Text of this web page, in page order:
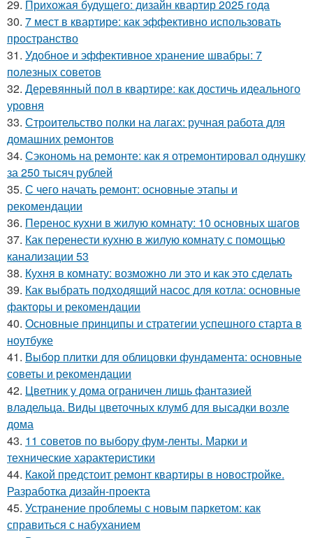
29. Прихожая будущего: дизайн квартир 2025 года
30. 7 мест в квартире: как эффективно использовать
пространство
31. Удобное и эффективное хранение швабры: 7
полезных советов
32. Деревянный пол в квартире: как достичь идеального
уровня
33. Строительство полки на лагах: ручная работа для
домашних ремонтов
34. Сэкономь на ремонте: как я отремонтировал однушку
за 250 тысяч рублей
35. С чего начать ремонт: основные этапы и
рекомендации
36. Перенос кухни в жилую комнату: 10 основных шагов
37. Как перенести кухню в жилую комнату с помощью
канализации 53
38. Кухня в комнату: возможно ли это и как это сделать
39. Как выбрать подходящий насос для котла: основные
факторы и рекомендации
40. Основные принципы и стратегии успешного старта в
ноутбуке
41. Выбор плитки для облицовки фундамента: основные
советы и рекомендации
42. Цветник у дома ограничен лишь фантазией
владельца. Виды цветочных клумб для высадки возле
дома
43. 11 советов по выбору фум-ленты. Марки и
технические характеристики
44. Какой предстоит ремонт квартиры в новостройке.
Разработка дизайн-проекта
45. Устранение проблемы с новым паркетом: как
справиться с набуханием